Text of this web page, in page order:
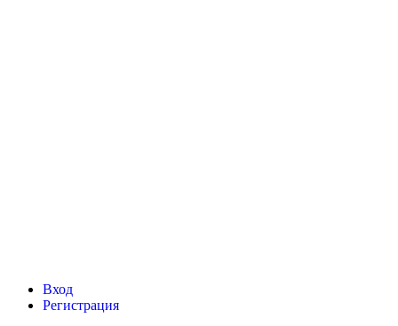
Вход
Регистрация